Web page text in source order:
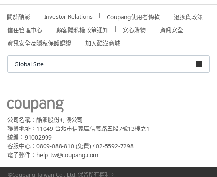
關於酷澎 Investor Relations Coupang使用者條款
退換貨政策
信任管理中心
顧客隱私權政策通知 安心購物
資訊安全
資訊安全及隱私保護認證
加入酷澎商城
Global Site
公司名稱：酷澎股份有限公司
聯繫地址：11049 台北市信義區信義路五段7號13樓之1
統編：91002999
客服中心：0809-088-810 (免費) / 02-5592-7298
電子郵件：help_tw@coupang.com
©Coupang Taiwan Co., Ltd. 保留所有權利。